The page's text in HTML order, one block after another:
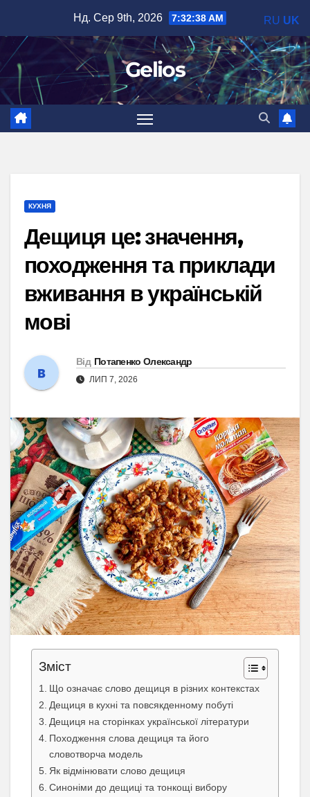
вмісту
Нд. Сер 9th, 2026 7:32:39 AM
Gelios
КУХНЯ
Дещиця це: значення,
походження та приклади
вживання в українській
мові
Від Потапенко Олександр
ЛИП 7, 2026
Зміст
Що означає слово дещиця в різних контекстах
Дещиця в кухні та повсякденному побуті
Дещиця на сторінках української літератури
Походження слова дещиця та його
словотворча модель
Як відмінювати слово дещиця
Синоніми до дещиці та тонкощі вибору
RU UK